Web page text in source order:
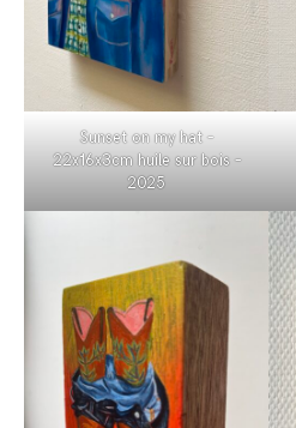
Sunset on my hat –
22x16x3cm huile sur bois –
2025